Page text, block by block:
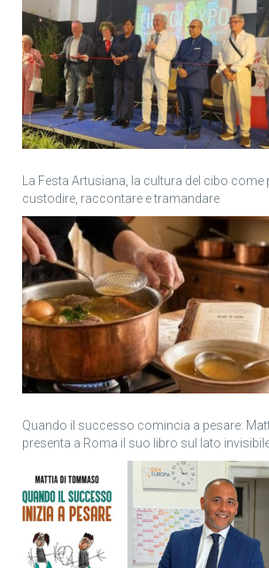
La Festa Artusiana, la cultura del cibo
custodire, raccontare e tramandare
Quando il successo comincia a pesare:
presenta a Roma il suo libro sul lato invisibile